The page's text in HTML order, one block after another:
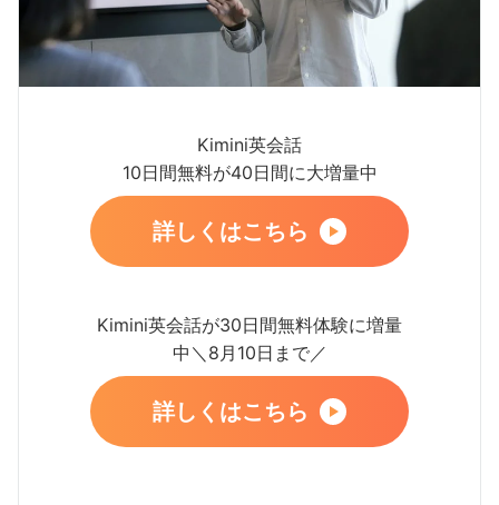
Kimini英会話
10日間無料が40日間に大増量中
詳しくはこちら
Kimini英会話が30日間無料体験に増量
中＼8月10日まで／
詳しくはこちら